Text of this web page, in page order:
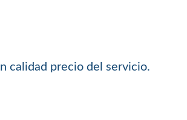
calidad precio del servicio.